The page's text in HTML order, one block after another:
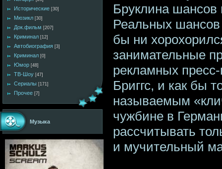
Исторические [30]
Мюзикл [30]
Док.фильм [207]
Криминал [12]
Автобиография [3]
Криминал [0]
Юмор [48]
ТВ-Шоу [47]
Сериалы [171]
Прочее [7]
Музыка
Бруклина шансов
Реальных шансов
бы ни
занимательные
рекламных
Бриггс, и как бы
называемым
чужбине в
рассчитывать
и мучительный